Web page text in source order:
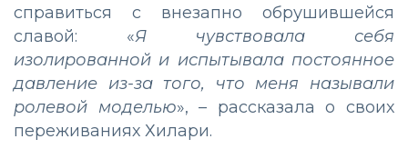
справиться с внезапно обрушившейся
славой: «Я чувствовала себя
изолированной и испытывала постоянное
давление из-за того, что меня называли
ролевой моделью», – рассказала о своих
переживаниях Хилари.